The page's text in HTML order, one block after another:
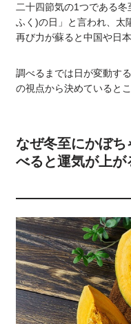
二十四節気の1つである
ふく)の日」と言われ、太
再び力が蘇ると中国や日
調べるまでは日が変動す
の視点から決めていると
なぜ冬至にかぼ
べると運気が上が